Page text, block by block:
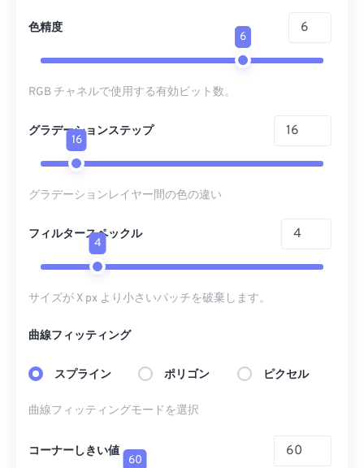
色精度
6
RGB チャネルで使用する有効ビット数。
グラデーションステップ
16
グラデーションレイヤー間の色の違い
フィルタースペックル
4
サイズが X px より小さいパッチを破棄します。
曲線フィッティング
スプライン ポリゴン ピクセル
曲線フィッティングモードを選択
コーナーしきい値
60